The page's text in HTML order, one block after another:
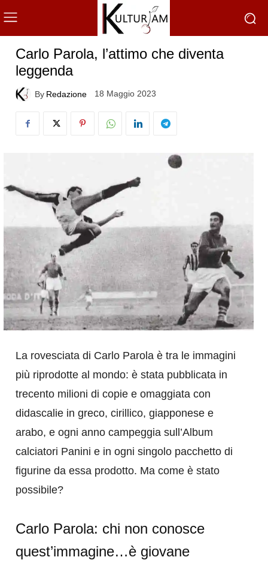
Carlo Parola, l’attimo che diventa
leggenda
By Redazione 18 Maggio 2023
La rovesciata di Carlo Parola è tra le immagini
più riprodotte al mondo: è stata pubblicata in
trecento milioni di copie e omaggiata con
didascalie in greco, cirillico, giapponese e
arabo, e ogni anno campeggia sull’Album
calciatori Panini e in ogni singolo pacchetto di
figurine da essa prodotto. Ma come è stato
possibile?
Carlo Parola: chi non conosce
quest’immagine…è giovane